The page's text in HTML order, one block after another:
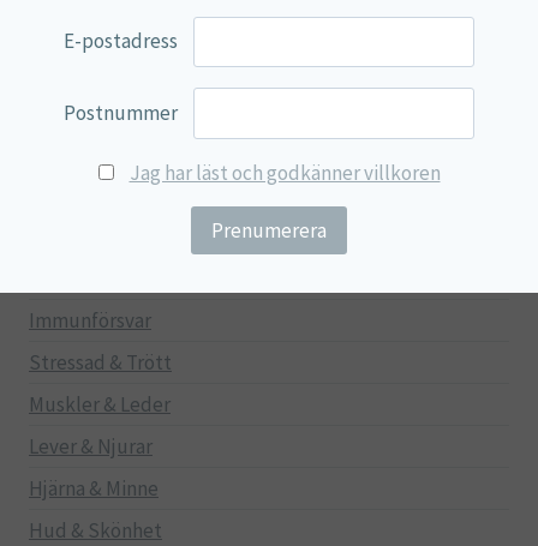
Svenska Örtmedicinska Institutet
Green Trade
Immunförsvar
Stressad & Trött
Muskler & Leder
Lever & Njurar
Hjärna & Minne
Hud & Skönhet
E-postadress
Postnummer
Jag har läst och godkänner villkoren